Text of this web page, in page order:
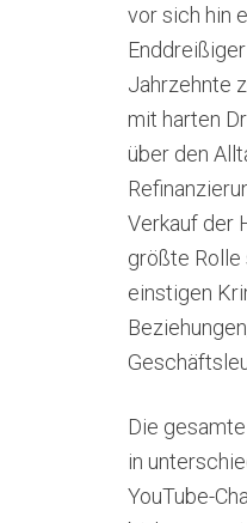
vor sich hin
Jahrzehnte
mit harten
über den
Verkauf der
größte Rolle
einstigen
Die
in
YouTube-